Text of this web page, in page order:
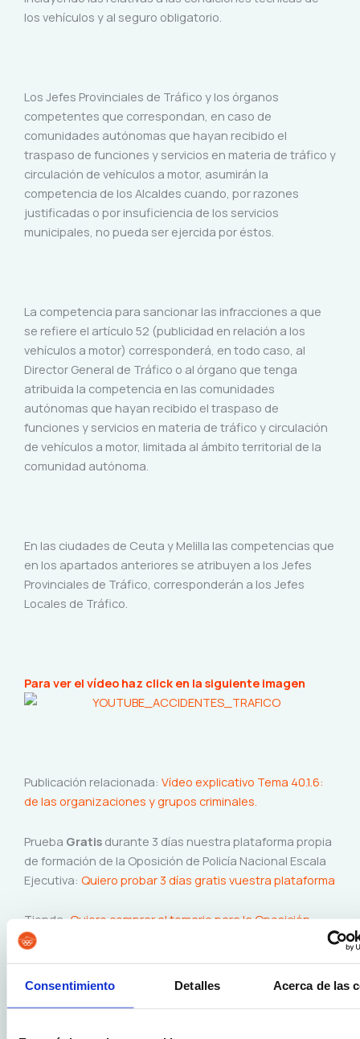
Consentimiento Detalles Acerca de las
los vehículos y al seguro obligatorio.
Los Jefes Provinciales de Tráfico y los órganos
competentes que correspondan, en caso de
comunidades autónomas que hayan recibido el
traspaso de funciones y servicios en materia de tráfico y
circulación de vehículos a motor, asumirán la
competencia de los Alcaldes cuando, por razones
justificadas o por insuficiencia de los servicios
municipales, no pueda ser ejercida por éstos.
La competencia para sancionar las infracciones a que
se refiere el artículo 52 (publicidad en relación a los
vehículos a motor) corresponderá, en todo caso, al
Director General de Tráfico o al órgano que tenga
atribuida la competencia en las comunidades
autónomas que hayan recibido el traspaso de
funciones y servicios en materia de tráfico y circulación
de vehículos a motor, limitada al ámbito territorial de la
comunidad autónoma.
En las ciudades de Ceuta y Melilla las competencias que
en los apartados anteriores se atribuyen a los Jefes
Provinciales de Tráfico, corresponderán a los Jefes
Locales de Tráfico.
Para ver el vídeo haz click en la siguiente imagen
Publicación relacionada: Vídeo explicativo Tema 40.1.6:
de las organizaciones y grupos criminales.
Prueba Gratis durante 3 días nuestra plataforma propia
de formación de la Oposición de Policía Nacional Escala
Ejecutiva: Quiero probar 3 días gratis vuestra plataforma
Tienda:Quiero comprar al temario para la Oposición
Policía Nacional
Para más información Quiero más información